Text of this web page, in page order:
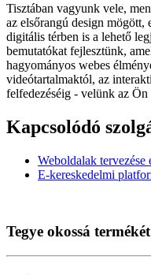
Tisztában vagyunk vele,
az elsőrangú design
digitális térben is a lehető
bemutatókat fejlesztünk,
hagyományos webes
videótartalmaktól, az
felfedezéséig - velünk az Ön
Kapcsolódó
Weboldalak tervezése
E-kereskedelmi
Tegye okossá